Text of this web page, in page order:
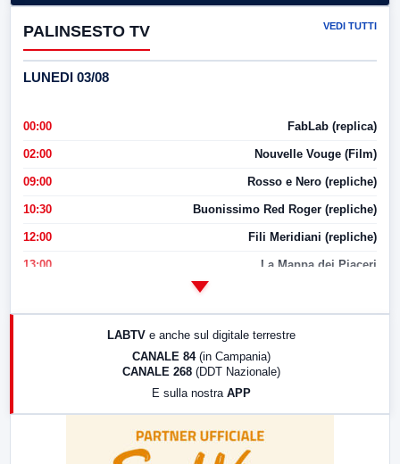
PALINSESTO TV VEDI TUTTI
LUNEDI 03/08
00:00 FabLab (replica)
02:00 Nouvelle Vouge (Film)
09:00 Rosso e Nero (repliche)
10:30 Buonissimo Red Roger (repliche)
12:00 Fili Meridiani (repliche)
13:00 La Mappa dei Piaceri
17:00 LabNews (replica)
LABTV e anche sul digitale terrestre
CANALE 84 (in Campania)
CANALE 268 (DDT Nazionale)
E sulla nostra APP